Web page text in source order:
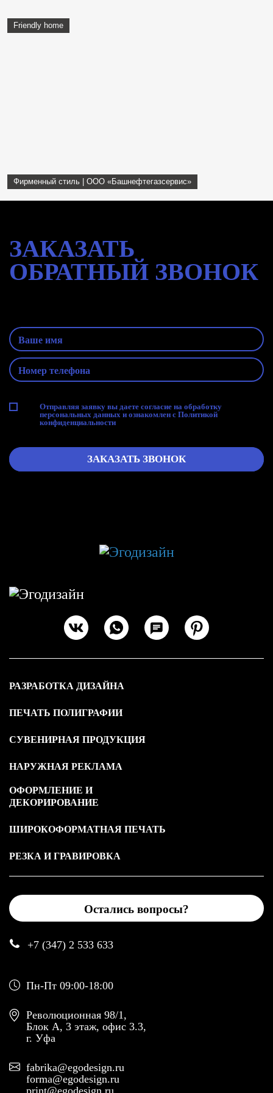
Friendly home
Фирменный стиль | ООО «Башнефтегазсервис»
ЗАКАЗАТЬ
ОБРАТНЫЙ ЗВОНОК
Отправляя заявку вы даете согласие на обработку
персональных данных и ознакомлен с Политикой
конфиденциальности
РАЗРАБОТКА ДИЗАЙНА
ПЕЧАТЬ ПОЛИГРАФИИ
СУВЕНИРНАЯ ПРОДУКЦИЯ
НАРУЖНАЯ РЕКЛАМА
РЕЗКА И ГРАВИРОВКА
ШИРОКОФОРМАТНАЯ ПЕЧАТЬ
ОФОРМЛЕНИЕ И
ДЕКОРИРОВАНИЕ
Остались вопросы?
+7 (347) 2 533 633
Пн-Пт 09:00-18:00
Революционная 98/1,
Блок А, 3 этаж, офис 3.3,
г. Уфа
fabrika@egodesign.ru
forma@egodesign.ru
print@egodesign.ru